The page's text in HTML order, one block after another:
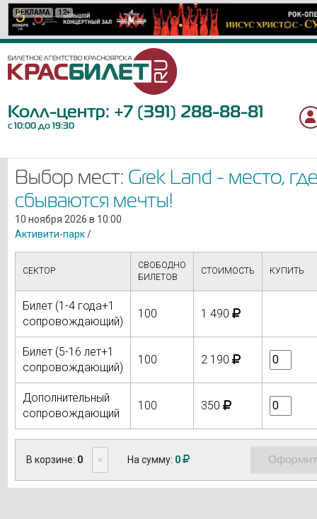
РЕКЛАМА 12+
РЕКЛАМА 12+
РЕКЛАМА 12+
РЕКЛАМА 18+
РЕКЛАМА 6+
РЕКЛАМА 6+
РЕКЛАМА 0+
РЕКЛАМА 12+
РЕКЛАМА 16+
РЕКЛАМА 12+
РЕКЛАМА 6+
РЕКЛАМА 12+
РЕКЛАМА 12+
РЕКЛАМА 6+
РЕКЛАМА 12+
РЕКЛАМА 16+
РЕКЛАМА 6+
РЕКЛАМА 6+
РЕКЛАМА 12+
Колл-центр: +7 (391) 288-88-81
с 10:00 до 19:30
Выбор мест: Grek Land - место,
сбываются мечты!
10 ноября 2026 в 10:00
Активити-парк/
СЕКТОР
СВОБОДНО
БИЛЕТОВ
СТОИМОСТЬ КУПИТЬ
Билет (1-4 года+1
сопровождающий)
100 1 490
Билет (5-16 лет+1
сопровождающий)
100 2 190
Дополнительный
сопровождающий
100 350
В корзине: 0 × На сумму: 0